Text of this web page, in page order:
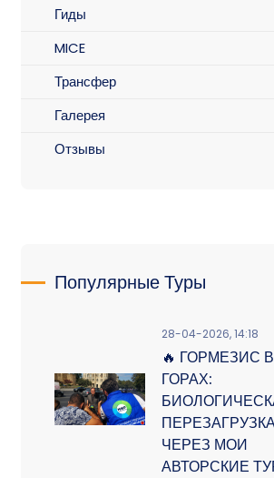
Гиды
MICE
Трансфер
Галерея
Отзывы
Популярные Туры
28-04-2026, 14:18
🔥 ГОРМЕЗИС В
ГОРАХ:
ЧЕРЕЗ МОИ
АВТОРСКИЕ